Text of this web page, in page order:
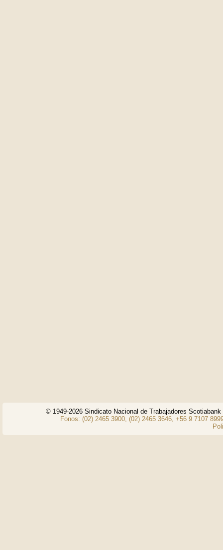
© 1949-2026 Sindicato Nacional de Trabajadores
Fonos: (02) 2465 3900, (02) 2465 3646, +56 9 7107